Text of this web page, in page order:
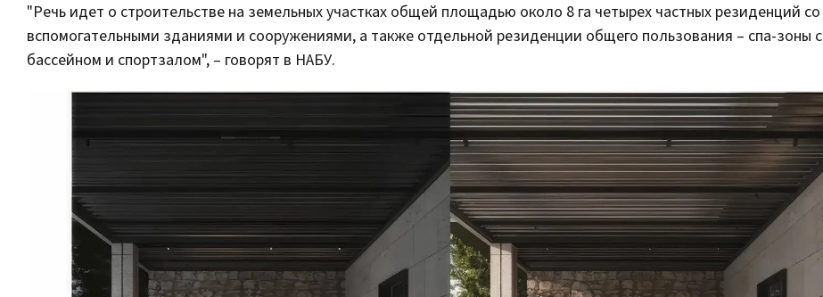
"Речь идет о строительстве на земельных участках общей площадью около 8 га четырех частных резиденций со
вспомогательными зданиями и сооружениями, а также отдельной резиденции общего пользования – спа-зоны с
бассейном и спортзалом", – говорят в НАБУ.